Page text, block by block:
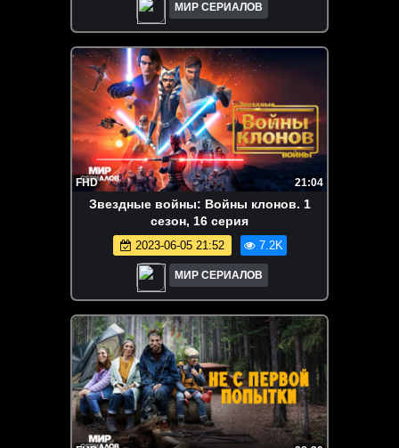
МИР СЕРИАЛОВ
FHD 21:04
Звeздныe войны: Войны клонов. 1
сезон, 16 серия
2023-06-05 21:52 7.2K
МИР СЕРИАЛОВ